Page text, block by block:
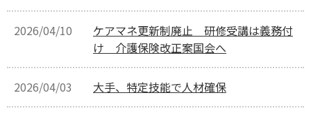
2026/04/10
ケアマネ更新制廃止 研修受講は義務付
け 介護保険改正案国会へ
2026/04/03 大手、特定技能で人材確保